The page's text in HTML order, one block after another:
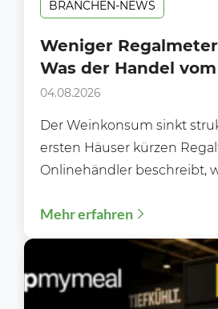
BRANCHEN-NEWS
Weniger
Was der Handel
lernen kann
04.08.2026
Der Weinkonsum sinkt
ersten Häuser kürzen
Onlinehändler beschreibt,
suchen und was das...
Mehr erfahren